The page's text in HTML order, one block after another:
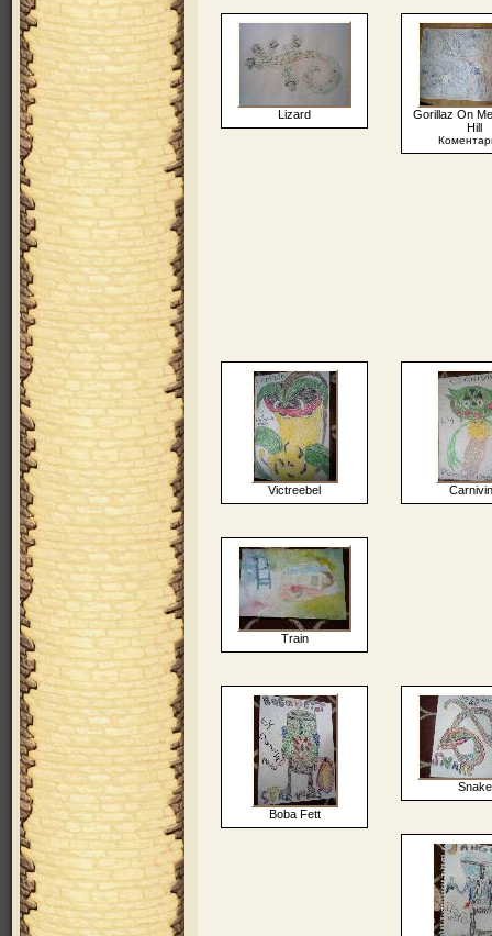
Lizard
Gorillaz On
Hill
Victreebel
Train
Boba Fett
Snake